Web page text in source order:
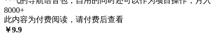
8000+
此内容为付费阅读，请付费后查看
￥9.9